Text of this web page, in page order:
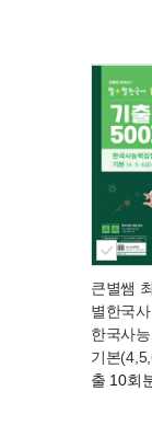
큰별쌤
별한국
한국사
기본
출 10회